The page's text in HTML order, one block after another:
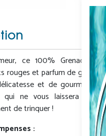
ce 100% Grenache au
rouges et parfum de garrigue
et de gourmandise.
ne vous laissera jamais
de trinquer !
: